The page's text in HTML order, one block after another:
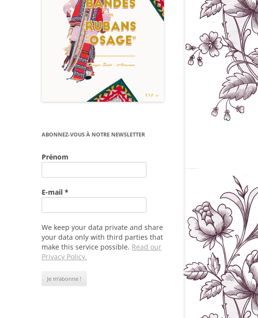
ABONNEZ-VOUS À NOTRE NEWSLETTER
Prénom
E-mail *
We keep your data private and share
your data only with third parties that
make this service possible. Read our
Privacy Policy.